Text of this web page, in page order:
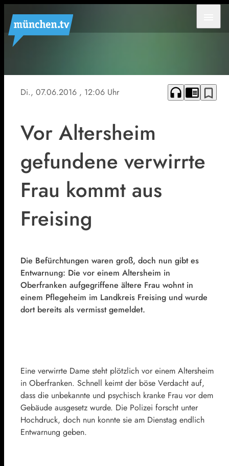
Symbolfoto
Di., 07.06.2016 , 12:06 Uhr headphones chrome_reader_mode bookmark_border
Vor Altersheim
gefundene verwirrte
Frau kommt aus
Freising
Die Befürchtungen waren groß, doch nun gibt es
Entwarnung: Die vor einem Altersheim in
Oberfranken aufgegriffene ältere Frau wohnt in
einem Pflegeheim im Landkreis Freising und wurde
dort bereits als vermisst gemeldet.
Eine verwirrte Dame steht plötzlich vor einem Altersheim
in Oberfranken. Schnell keimt der böse Verdacht auf,
dass die unbekannte und psychisch kranke Frau vor dem
Gebäude ausgesetz wurde. Die Polizei forscht unter
Hochdruck, doch nun konnte sie am Dienstag endlich
Entwarnung geben.